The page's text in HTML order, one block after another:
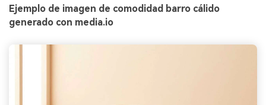
Ejemplo de imagen de comodidad barro cálido
generado con media.io